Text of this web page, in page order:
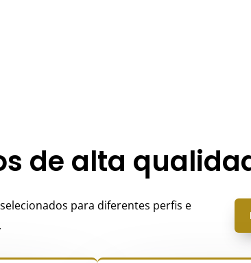
de alta
para diferentes perfis e